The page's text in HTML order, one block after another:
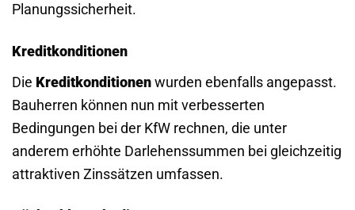
Planungssicherheit.
Kreditkonditionen
Die Kreditkonditionenwurden ebenfalls angepasst.
Bauherren können nun mit verbesserten
Bedingungen bei der KfW rechnen, die unter
anderem erhöhte Darlehenssummen bei gleichzeitig
attraktiven Zinssätzen umfassen.